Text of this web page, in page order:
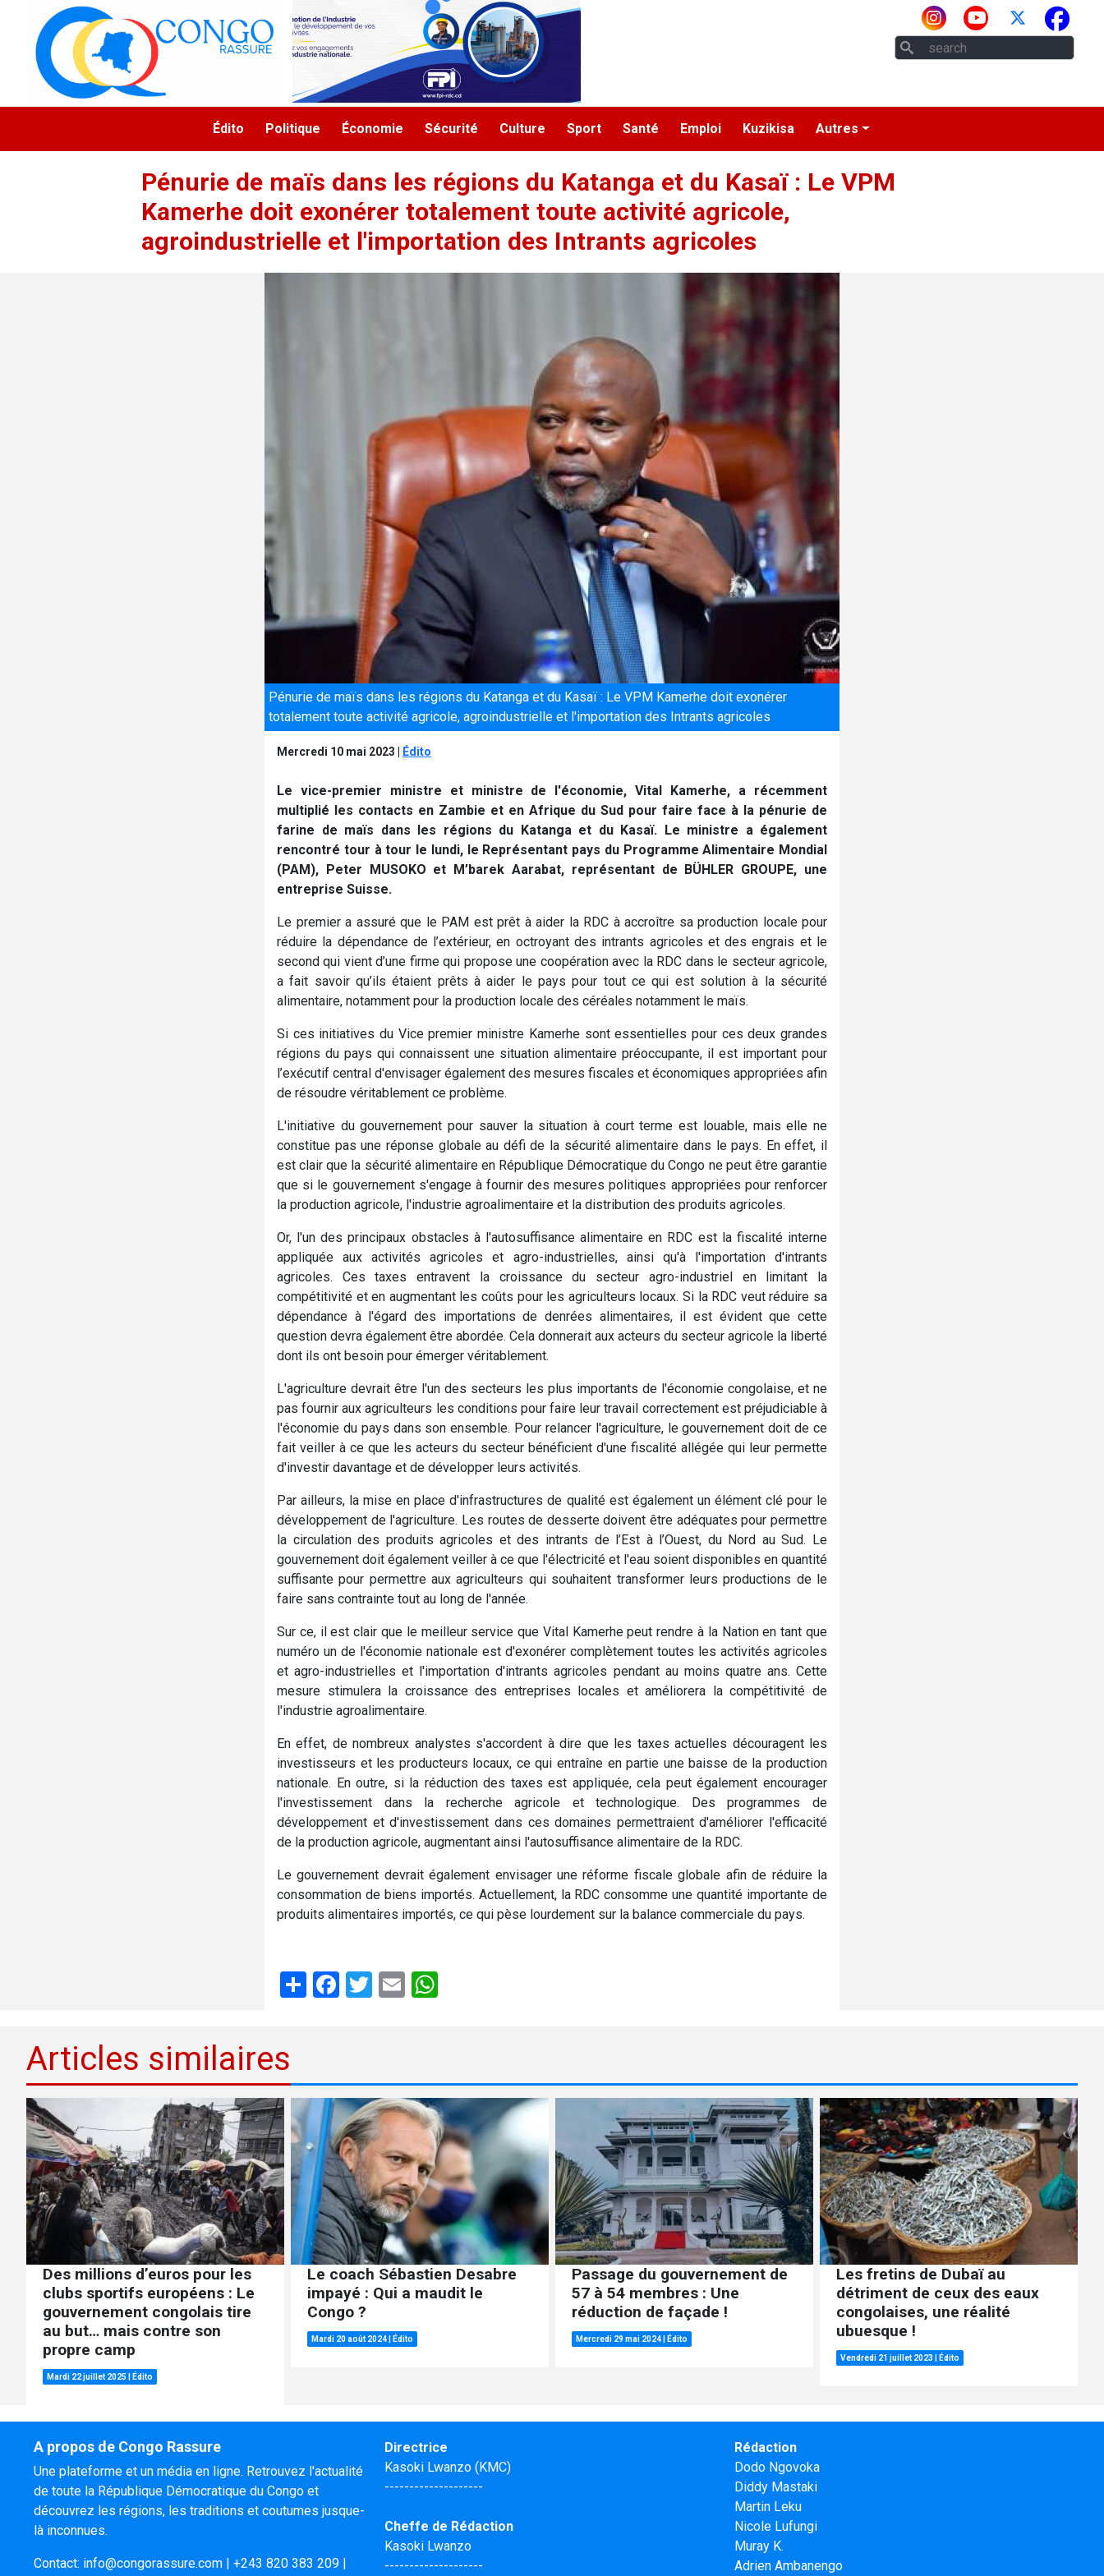
Aller au contenu principal
Navigation principale
Édito Politique Économie Sécurité Culture Sport Santé Emploi Kuzikisa Autres
Pénurie de maïs dans les régions du Katanga et du Kasaï : Le VPM
Kamerhe doit exonérer totalement toute activité agricole,
agroindustrielle et l'importation des Intrants agricoles
Pénurie de maïs dans les régions du Katanga et du Kasaï : Le VPM Kamerhe doit exonérer
totalement toute activité agricole, agroindustrielle et l'importation des Intrants agricoles
Mercredi 10 mai 2023 Édito
Le vice-premier ministre et ministre de l'économie, Vital Kamerhe, a récemment
multiplié les contacts en Zambie et en Afrique du Sud pour faire face à la pénurie de
farine de maïs dans les régions du Katanga et du Kasaï. Le ministre a également
rencontré tour à tour le lundi, le Représentant pays du Programme Alimentaire Mondial
(PAM), Peter MUSOKO et M’barek Aarabat, représentant de BÜHLER GROUPE, une
entreprise Suisse.
Le premier a assuré que le PAM est prêt à aider la RDC à accroître sa production locale pour
réduire la dépendance de l’extérieur, en octroyant des intrants agricoles et des engrais et le
second qui vient d’une firme qui propose une coopération avec la RDC dans le secteur agricole,
a fait savoir qu’ils étaient prêts à aider le pays pour tout ce qui est solution à la sécurité
alimentaire, notamment pour la production locale des céréales notamment le maïs.
Si ces initiatives du Vice premier ministre Kamerhe sont essentielles pour ces deux grandes
régions du pays qui connaissent une situation alimentaire préoccupante, il est important pour
l’exécutif central d'envisager également des mesures fiscales et économiques appropriées afin
de résoudre véritablement ce problème.
L'initiative du gouvernement pour sauver la situation à court terme est louable, mais elle ne
constitue pas une réponse globale au défi de la sécurité alimentaire dans le pays. En effet, il
est clair que la sécurité alimentaire en République Démocratique du Congo ne peut être garantie
que si le gouvernement s'engage à fournir des mesures politiques appropriées pour renforcer
la production agricole, l'industrie agroalimentaire et la distribution des produits agricoles.
Or, l'un des principaux obstacles à l'autosuffisance alimentaire en RDC est la fiscalité interne
appliquée aux activités agricoles et agro-industrielles, ainsi qu'à l'importation d'intrants
agricoles. Ces taxes entravent la croissance du secteur agro-industriel en limitant la
compétitivité et en augmentant les coûts pour les agriculteurs locaux. Si la RDC veut réduire sa
dépendance à l'égard des importations de denrées alimentaires, il est évident que cette
question devra également être abordée. Cela donnerait aux acteurs du secteur agricole la liberté
dont ils ont besoin pour émerger véritablement.
L'agriculture devrait être l'un des secteurs les plus importants de l'économie congolaise, et ne
pas fournir aux agriculteurs les conditions pour faire leur travail correctement est préjudiciable à
l'économie du pays dans son ensemble. Pour relancer l'agriculture, le gouvernement doit de ce
fait veiller à ce que les acteurs du secteur bénéficient d'une fiscalité allégée qui leur permette
d'investir davantage et de développer leurs activités.
Par ailleurs, la mise en place d'infrastructures de qualité est également un élément clé pour le
développement de l'agriculture. Les routes de desserte doivent être adéquates pour permettre
la circulation des produits agricoles et des intrants de l’Est à l’Ouest, du Nord au Sud. Le
gouvernement doit également veiller à ce que l'électricité et l'eau soient disponibles en quantité
suffisante pour permettre aux agriculteurs qui souhaitent transformer leurs productions de le
faire sans contrainte tout au long de l'année.
Sur ce, il est clair que le meilleur service que Vital Kamerhe peut rendre à la Nation en tant que
numéro un de l'économie nationale est d'exonérer complètement toutes les activités agricoles
et agro-industrielles et l'importation d'intrants agricoles pendant au moins quatre ans. Cette
mesure stimulera la croissance des entreprises locales et améliorera la compétitivité de
l'industrie agroalimentaire.
En effet, de nombreux analystes s'accordent à dire que les taxes actuelles découragent les
investisseurs et les producteurs locaux, ce qui entraîne en partie une baisse de la production
nationale. En outre, si la réduction des taxes est appliquée, cela peut également encourager
l'investissement dans la recherche agricole et technologique. Des programmes de
développement et d'investissement dans ces domaines permettraient d'améliorer l'efficacité
de la production agricole, augmentant ainsi l'autosuffisance alimentaire de la RDC.
Le gouvernement devrait également envisager une réforme fiscale globale afin de réduire la
consommation de biens importés. Actuellement, la RDC consomme une quantité importante de
produits alimentaires importés, ce qui pèse lourdement sur la balance commerciale du pays.
ShareFacebook
Twitter
Email
Articles similaires
Des millions d’euros pour les
clubs sportifs européens : Le
gouvernement congolais tire
au but… mais contre son
propre camp
Mardi 22 juillet 2025 Édito
Le coach Sébastien Desabre
impayé : Qui a maudit le
Congo ?
Mardi 20 août 2024 Édito
Passage du gouvernement de
57 à 54 membres : Une
réduction de façade !
Mercredi 29 mai 2024 Édito
Les fretins de Dubaï au
détriment de ceux des eaux
congolaises, une réalité
ubuesque !
Vendredi 21 juillet 2023 Édito
A propos de Congo Rassure
Une plateforme et un média en ligne. Retrouvez l'actualité
de toute la République Démocratique du Congo et
découvrez les régions, les traditions et coutumes jusque-
là inconnues.
Contact: info@congorassure.com +243 820 383 209
Directrice
Kasoki Lwanzo (KMC)
--------------------
Cheffe de Rédaction
Kasoki Lwanzo
--------------------
Rédaction
Dodo Ngovoka
Diddy Mastaki
Martin Leku
Nicole Lufungi
Muray K.
Adrien Ambanengo